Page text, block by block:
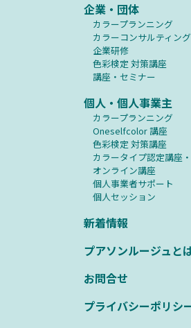
企業・団体
カラープランニング
カラーコンサルティング
企業研修
⾊彩検定 対策講座
講座・セミナー
個人・個人事業主
カラープランニング
Oneselfcolor 講座
⾊彩検定 対策講座
カラータイプ認定講座
オンライン講座
個人事業者サポート
個人セッション
新着情報
プアソンルージュと
お問合せ
プライバシーポリシ